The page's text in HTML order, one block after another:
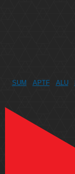
SUM APTF ALU